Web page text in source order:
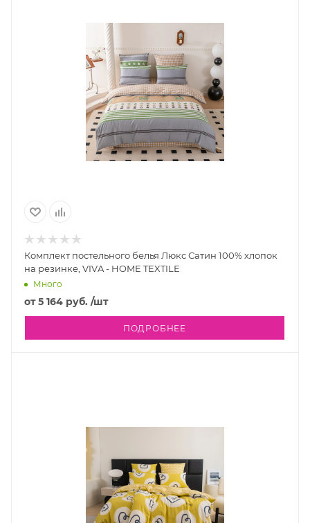
Комплект постельного белья Люкс Сатин 100% хлопок
на резинке, VIVA - HOME TEXTILE
Много
от5 164 руб. /шт
ПОДРОБНЕЕ